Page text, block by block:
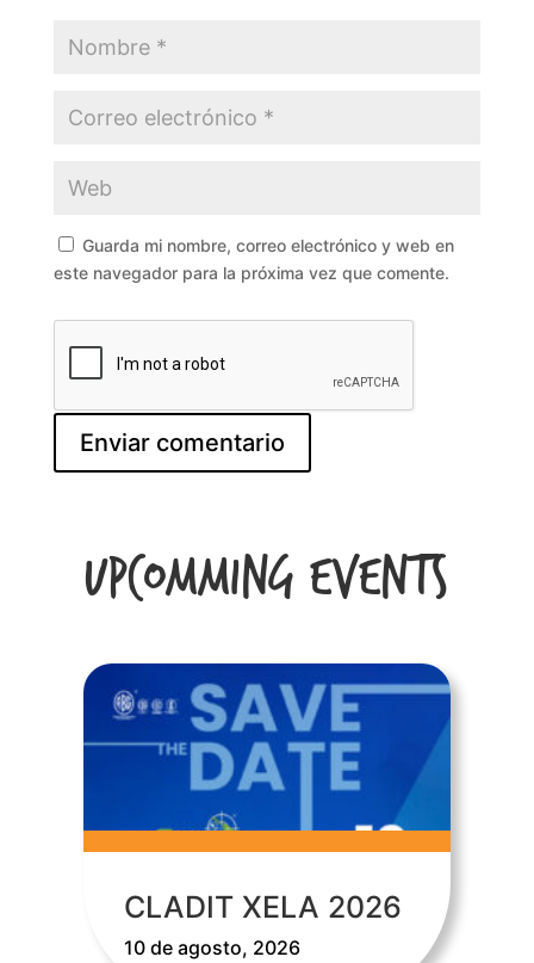
Guarda mi nombre, correo electrónico y web en
este navegador para la próxima vez que comente.
Upcomming Events
CLADIT XELA 2026
10 de agosto, 2026